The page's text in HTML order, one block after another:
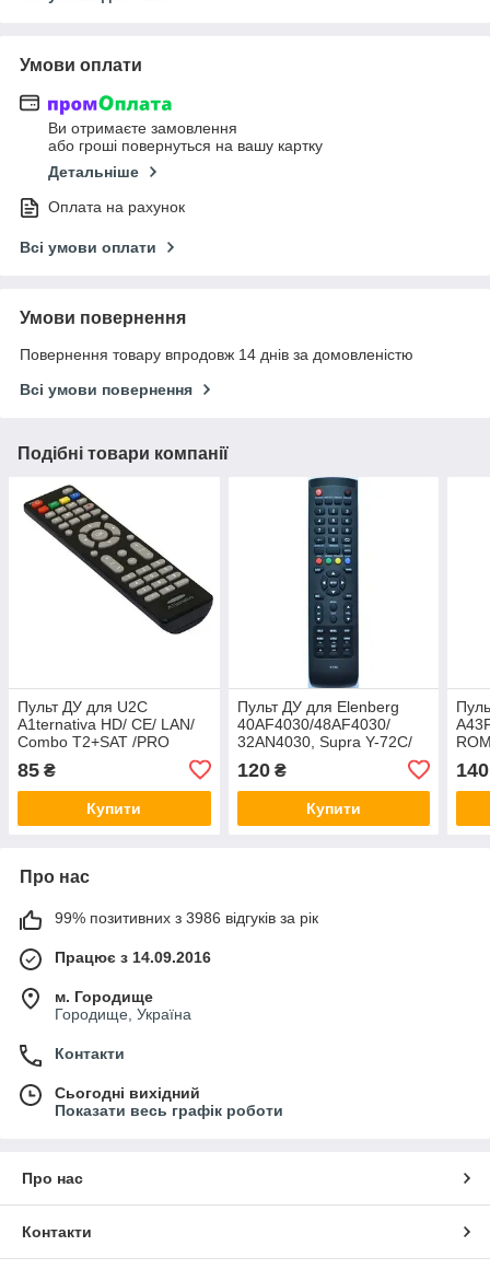
Умови оплати
Ви отримаєте замовлення
або гроші повернуться на вашу картку
Детальніше
Оплата на рахунок
Всі умови оплати
Умови повернення
Повернення товару впродовж 14 днів за домовленістю
Всі умови повернення
Подібні товари компанії
Пульт ДУ для U2C
A1ternativa HD/ CE/ LAN/
Combo T2+SAT /PRO
85 ₴
Купити
Пульт ДУ для Elenberg
40AF4030/48AF4030/
32AN4030, Supra Y-72C/
Y-72C1, STV-LC1977WD
120₴
Купити
140
Про нас
99% позитивних з 3986 відгуків за рік
Працює з 14.09.2016
м. Городище
Городище, Україна
Контакти
Сьогодні вихідний
Показати весь графік роботи
Про нас
Контакти